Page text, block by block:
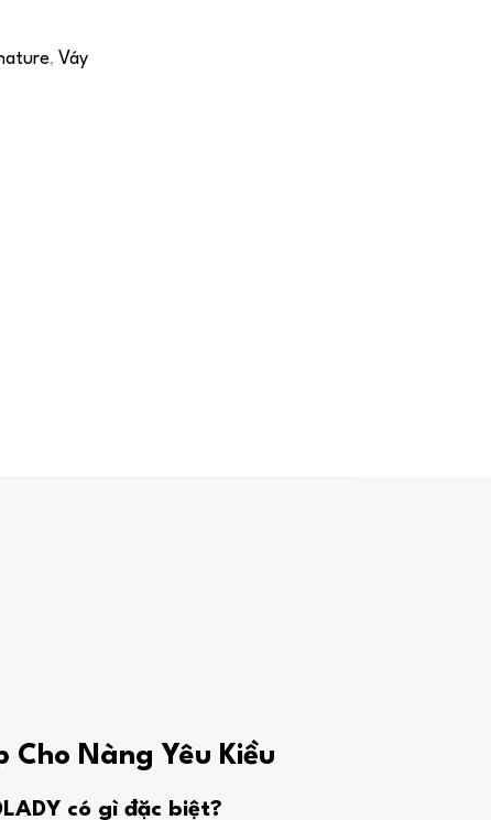
, Váy
Cho Nàng Yêu Kiều
có gì đặc biệt?